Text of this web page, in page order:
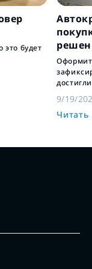
это будет
купить
9/19/